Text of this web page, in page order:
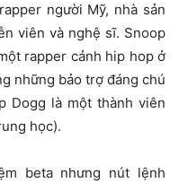
người Mỹ, nhà sản
viên và nghệ sĩ. Snoop
rapper cảnh hip hop ở
những bảo trợ đáng chú
Dogg là một thành viên
học).
beta nhưng nút lệnh